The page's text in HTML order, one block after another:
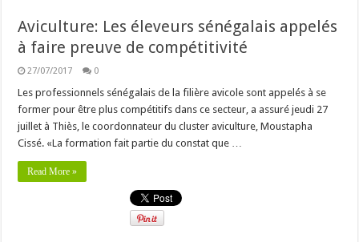
Aviculture: Les éleveurs sénégalais appelés
à faire preuve de compétitivité
27/07/2017 0
Les professionnels sénégalais de la filière avicole sont appelés à se
former pour être plus compétitifs dans ce secteur, a assuré jeudi 27
juillet à Thiès, le coordonnateur du cluster aviculture, Moustapha
Cissé. «La formation fait partie du constat que …
Read More »